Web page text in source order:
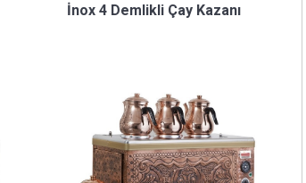
İnox 4 Demlikli Çay Kazanı